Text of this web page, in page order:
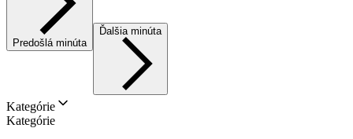
Predošlá minúta
Ďalšia minúta
Kategórie
Kategórie